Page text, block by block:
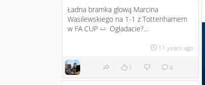
Ładna bramka głową Marcina
Wasilewskiego na 1-1 z Tottenhamem
w FA CUP :) Ogladacie?...
11 years ago
1 4